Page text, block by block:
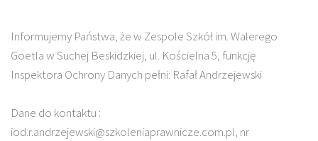
Informujemy Państwa, że w Zespole Szkół im. Walerego
Goetla w Suchej Beskidzkiej, ul. Kościelna 5, funkcję
Inspektora Ochrony Danych pełni: Rafał Andrzejewski
Dane do kontaktu :
iod.r.andrzejewski@szkoleniaprawnicze.com.pl, nr